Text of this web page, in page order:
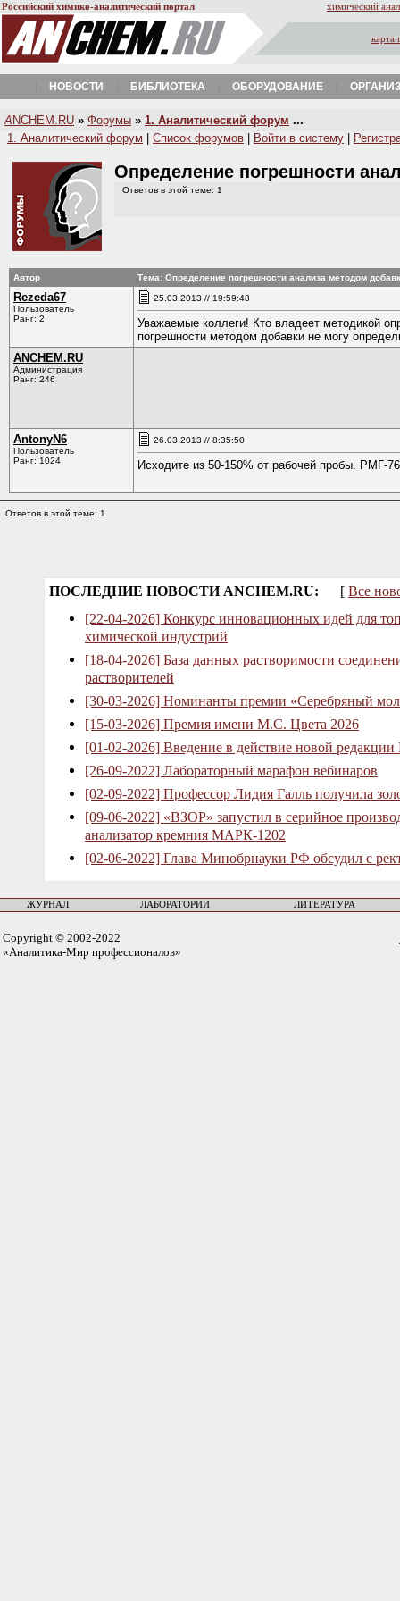
Российский химико-аналитический портал химический
карта
НОВОСТИ БИБЛИОТЕКА ОБОРУДОВАНИЕ
A NCHEM.RU » Форумы » 1. Аналитический форум ...
1. Аналитический форум
Список форумов Войти в систему
Определение погрешности
Ответов в этой теме: 1
Автор Тема: Определение погрешности анализа методом
Rezeda67
Пользователь
Ранг: 2
25.03.2013 // 19:59:48
Уважаемые коллеги! Кто владеет методикой
погрешности методом добавки не могу
ANCHEM.RU
Администрация
Ранг: 246
AntonyN6
Пользователь
Ранг: 1024
26.03.2013 // 8:35:50
Исходите из 50-150% от рабочей пробы. РМГ-
Ответов в этой теме: 1
ПОСЛЕДНИЕ НОВОСТИ ANCHEM.RU: [ Все
[22-04-2026] Конкурс инновационных идей для
химической индустрий
[18-04-2026] База данных растворимости
растворителей
[30-03-2026] Номинанты премии «Серебряный
[15-03-2026] Премия имени М.С. Цвета 2026
[01-02-2026] Введение в действие новой
[26-09-2022] Лабораторный марафон вебинаров
[02-09-2022] Профессор Лидия Галль получила
[09-06-2022] «ВЗОР» запустил в серийное
анализатор кремния МАРК-1202
[02-06-2022] Глава Минобрнауки РФ обсудил с
ЖУРНАЛ ЛАБОРАТОРИИ ЛИТЕРАТУРА
Copyright © 2002-2022
«Аналитика-Мир профессионалов»